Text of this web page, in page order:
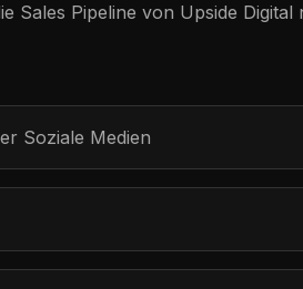
Sales Pipeline von Upside Digital
Soziale Medien